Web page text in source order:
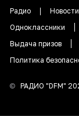
Радио Новости
Одноклассники
Выдача призов
Политика
© РАДИО "DFM"